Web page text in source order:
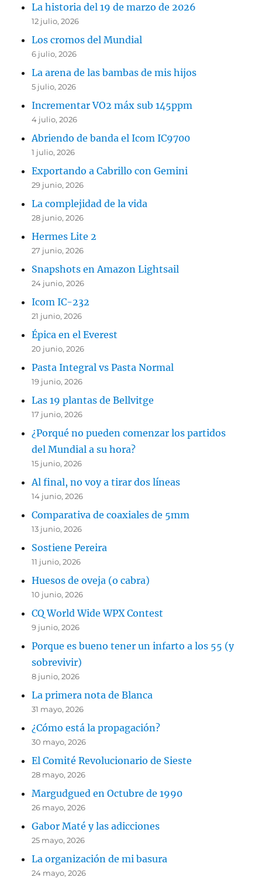
La historia del 19 de marzo de 2026
12 julio, 2026
Los cromos del Mundial
6 julio, 2026
La arena de las bambas de mis hijos
5 julio, 2026
Incrementar VO2 máx sub 145ppm
4 julio, 2026
Abriendo de banda el Icom IC9700
1 julio, 2026
Exportando a Cabrillo con Gemini
29 junio, 2026
La complejidad de la vida
28 junio, 2026
Hermes Lite 2
27 junio, 2026
Snapshots en Amazon Lightsail
24 junio, 2026
Icom IC-232
21 junio, 2026
Épica en el Everest
20 junio, 2026
Pasta Integral vs Pasta Normal
19 junio, 2026
Las 19 plantas de Bellvitge
17 junio, 2026
¿Porqué no pueden comenzar los partidos
del Mundial a su hora?
15 junio, 2026
Al final, no voy a tirar dos líneas
14 junio, 2026
Comparativa de coaxiales de 5mm
13 junio, 2026
Sostiene Pereira
11 junio, 2026
Huesos de oveja (o cabra)
10 junio, 2026
CQ World Wide WPX Contest
9 junio, 2026
Porque es bueno tener un infarto a los 55 (y
sobrevivir)
8 junio, 2026
La primera nota de Blanca
31 mayo, 2026
¿Cómo está la propagación?
30 mayo, 2026
El Comité Revolucionario de Sieste
28 mayo, 2026
Margudgued en Octubre de 1990
26 mayo, 2026
Gabor Maté y las adicciones
25 mayo, 2026
La organización de mi basura
24 mayo, 2026